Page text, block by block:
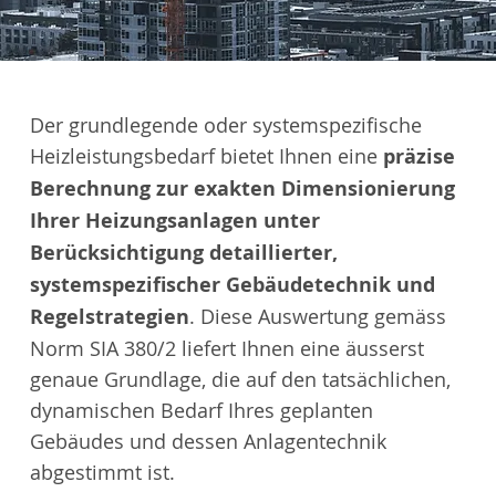
Der grundlegende oder systemspezifische
Heizleistungsbedarf bietet Ihnen eine präzise
Berechnung zur exakten Dimensionierung
Ihrer Heizungsanlagen unter
Berücksichtigung detaillierter,
systemspezifischer Gebäudetechnik und
Regelstrategien. Diese Auswertung gemäss
Norm SIA 380/2 liefert Ihnen eine äusserst
genaue Grundlage, die auf den tatsächlichen,
dynamischen Bedarf Ihres geplanten
Gebäudes und dessen Anlagentechnik
abgestimmt ist.